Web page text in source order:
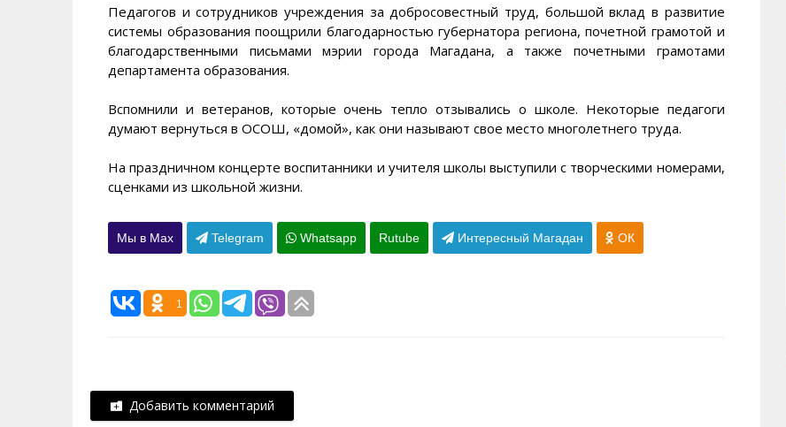
Педагогов и сотрудников учреждения за добросовестный труд, большой вклад в развитие
системы образования поощрили благодарностью губернатора региона, почетной грамотой и
благодарственными письмами мэрии города Магадана, а также почетными грамотами
департамента образования.
Вспомнили и ветеранов, которые очень тепло отзывались о школе. Некоторые педагоги
думают вернуться в ОСОШ, «домой», как они называют свое место многолетнего труда.
На праздничном концерте воспитанники и учителя школы выступили с творческими номерами,
сценками из школьной жизни.
Мы в Max Telegram Whatsapp Rutube Интересный Магадан ОК
1
Добавить комментарий